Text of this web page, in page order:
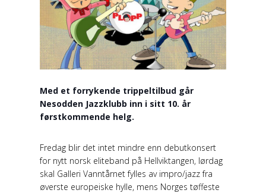
Med et forrykende trippeltilbud går
Nesodden Jazzklubb inn i sitt 10. år
førstkommende helg.
Fredag blir det intet mindre enn debutkonsert
for nytt norsk eliteband på Hellviktangen, lørdag
skal Galleri Vanntårnet fylles av impro/jazz fra
øverste europeiske hylle, mens Norges tøffeste